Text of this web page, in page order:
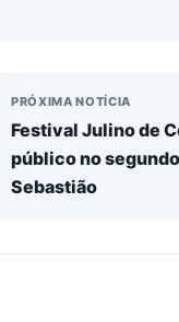
PRÓXIMA NOTÍCIA
Festival Julino de
público no
Sebastião